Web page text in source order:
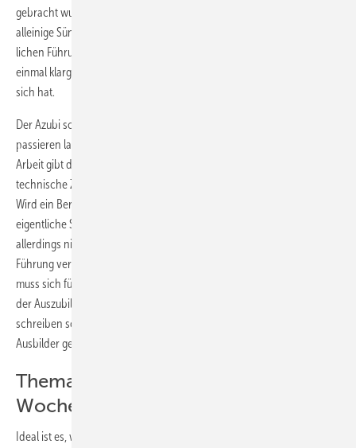
gebracht wurde. Aber: Ist in jedem Fall tatsächlich der Lehrling der
alleinige Sündenbock? Oder fehlt es manchmal auch an der fach­
lichen Führung? Um diese Frage zu beantworten, muss zunächst
einmal klargestellt werden, was es mit dem Berichte schreiben auf
sich hat.
Der Azubi soll in einem Bericht einen Arbeitsablauf noch einmal Revue
passieren lassen oder eine technische Anlage beschreiben. Diese
Arbeit gibt dem Ausbilder eine Rückmeldung darüber, in wie weit
technische Zusammenhänge erkannt und verstanden worden sind.
Wird ein Bericht über ein Taschenmesser verfasst, wurde der
eigentliche Sinn des Fachberichtes gründlich missverstanden –
allerdings nicht nur vom Lehrling. Auch sein Meister lässt es hier an
Führung vermissen. Ausbilden heißt vor allem Führen – und der Azubi
muss sich führen lassen. Zur Führung gehört unter anderem, dass sich
der Auszubildende nicht den Kopf darüber zerbrechen muss, was er
schreiben soll. Das Thema des Wochenberichtes sollten Azubi und
Ausbilder gemeinsam vereinbaren.
Thema gemeinsam zum
Wochenbeginn festlegen
Ideal ist es, wenn dabei die anstehenden Arbeiten am Anfang der